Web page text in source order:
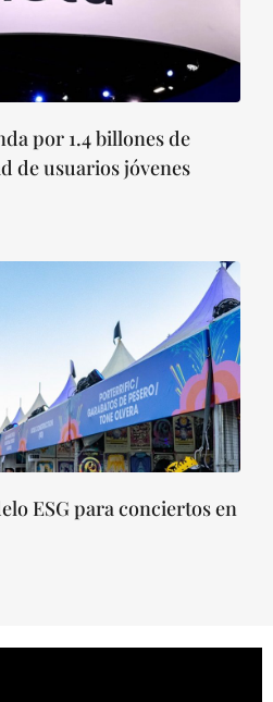
por 1.4 billones de
de usuarios jóvenes
ESG para conciertos en